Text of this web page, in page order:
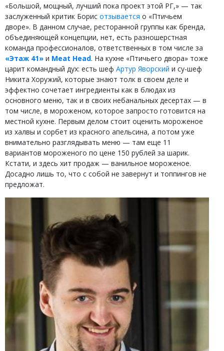
«Большой, мощный, лучший пока проект этой РГ,» — так
заслуженный критик Борис отзывается о «Птичьем
дворе». В данном случае, ресторанной группы как бренда,
объединяющей концепции, нет, есть разношерстная
команда профессионалов, ответственных в том числе за
«Этаж 41» и Meat Head. На кухне «Птичьего двора» тоже
царит командный дух: есть шеф Артур Яворский и су-шеф
Никита Хоружий, которые знают толк в своем деле и
эффектно сочетает ингредиенты как в блюдах из
основного меню, так и в своих небанальных десертах — в
том числе, в мороженом, которое запросто готовится на
местной кухне. Первым делом стоит оценить мороженое
из халвы и сорбет из красного апельсина, а потом уже
внимательно разглядывать меню — там еще 11
вариантов мороженого по цене 150 рублей за шарик.
Кстати, и здесь хит продаж — ванильное мороженое.
Досадно лишь то, что с собой не завернут и топпингов не
предложат.